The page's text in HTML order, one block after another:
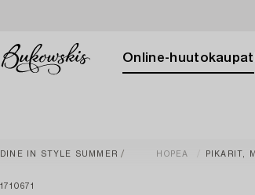
Online-huutokaupat
DINE IN STYLE SUMMER HOPEA PIKARIT,
1710671